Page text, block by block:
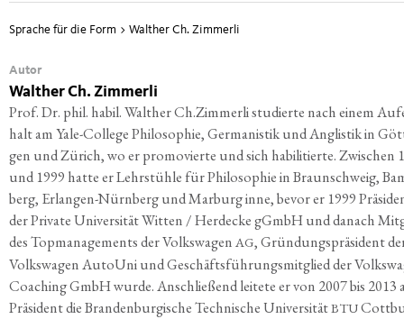
Sprache für die Form > Walther Ch. Zimmerli
Autor
Walther Ch. Zimmerli
Prof. Dr. phil. habil. Walt­her Ch.Zimmerli stu­dier­te nach einem
halt am ­Yale-Col­lege Phi­lo­so­phie, Ger­ma­nis­tik und Anglis­tik in
gen und Zürich, wo er pro­mo­vier­te und sich habi­li­tier­te. Zwi­schen
und 1999 hat­te er Lehr­stüh­le für Phi­lo­so­phie in Braun­schweig,
berg, Erlan­gen-Nürn­berg und Mar­burg inne, bevor er 1999
der Pri­va­te Uni­ver­si­tät Wit­ten / Her­decke gGmbH und danach
des Top­ma­nage­ments der Volks­wa­gen AG, Grün­dungs­prä­si­dent
Volks­wa­gen Auto­Uni und Geschäfts­füh­rungs­mit­glied der
Coa­ching GmbH wur­de. Anschlie­ßend lei­te­te er von 2007 bis 2013
Prä­si­dent die Bran­den­bur­gi­sche Tech­ni­sche Uni­ver­si­tätBTU